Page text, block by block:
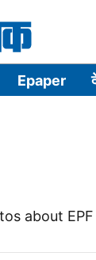
Epaper
about